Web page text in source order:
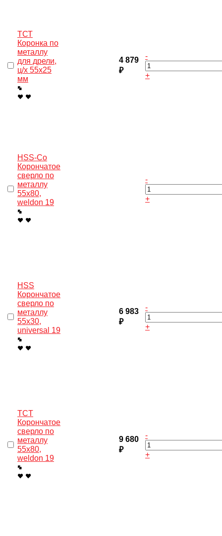
ТСТ
Коронка по
металлу
для дрели,
ц/х 55х25
мм
4 879
₽
-
+
HSS-Co
Корончатое
сверло по
металлу
55x80,
weldon 19
-
+
HSS
Корончатое
сверло по
металлу
55x30,
universal 19
6 983
₽
-
+
TCT
Корончатое
сверло по
металлу
55x80,
weldon 19
9 680
₽
-
+